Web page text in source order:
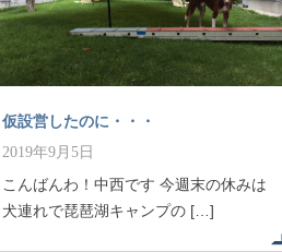
仮設営したのに・・・
2019年9月5日
こんばんわ！中西です 今週末の休みは
犬連れで琵琶湖キャンプの […]